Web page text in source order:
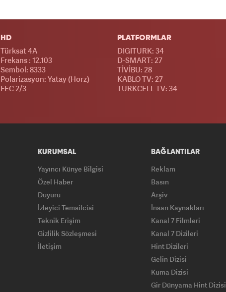
HD
Türksat 4A
Frekans : 12.103
Sembol: 8333
Polarizasyon: Yatay (Horz)
FEC 2/3
PLATFORMLAR
DIGITURK: 34
D-SMART: 27
TİVİBU: 28
KABLO TV: 27
TURKCELL TV: 34
KURUMSAL
Yayıncı Künye Bilgisi
Özel Haber
Duyuru
İzleyici Temsilcisi
Teknik Erişim
Gizlilik Sözleşmesi
İletişim
BAĞLANTILAR
Reklam
Basın
Arşiv
İnsan Kaynakları
Kanal 7 Filmleri
Kanal 7 Dizileri
Hint Dizileri
Gelin Dizisi
Kuma Dizisi
Gir Dünyama Hint Dizisi